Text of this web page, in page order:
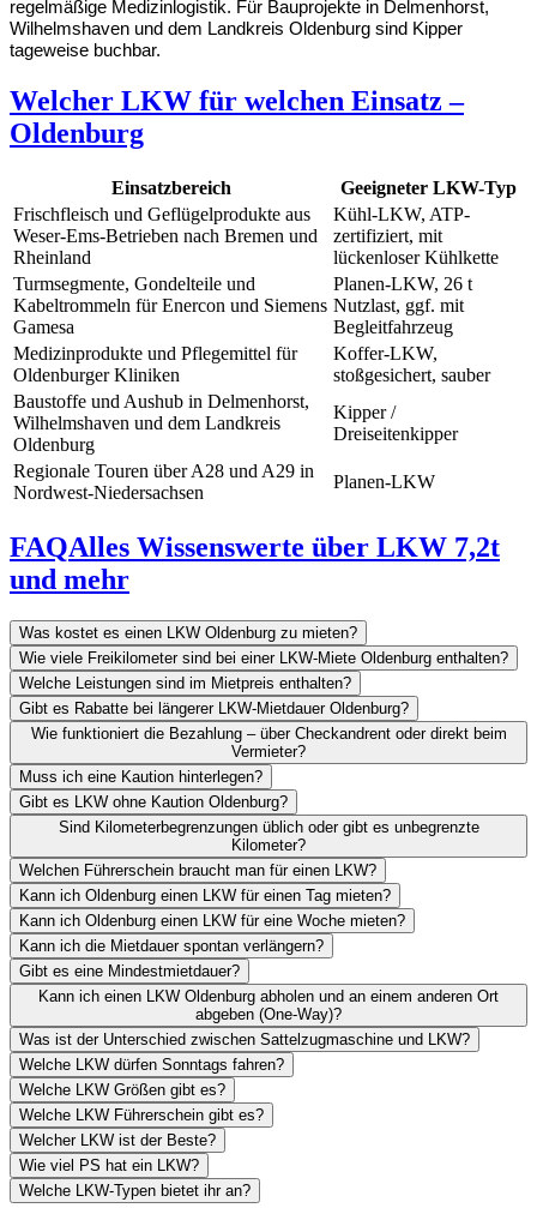
regelmäßige Medizinlogistik. Für Bauprojekte in Delmenhorst,
Wilhelmshaven und dem Landkreis Oldenburg sind Kipper
tageweise buchbar.
Welcher LKW für welchen Einsatz –
Oldenburg
Einsatzbereich
Geeigneter LKW-Typ
Frischfleisch und Geflügelprodukte aus
Weser-Ems-Betrieben nach Bremen und
Rheinland
Kühl-LKW, ATP-
zertifiziert, mit
lückenloser Kühlkette
Turmsegmente, Gondelteile und
Kabeltrommeln für Enercon und Siemens
Gamesa
Planen-LKW, 26 t
Nutzlast, ggf. mit
Begleitfahrzeug
Medizinprodukte und Pflegemittel für
Oldenburger Kliniken
Koffer-LKW,
stoßgesichert, sauber
Baustoffe und Aushub in Delmenhorst,
Wilhelmshaven und dem Landkreis
Oldenburg
Kipper /
Dreiseitenkipper
Regionale Touren über A28 und A29 in
Nordwest-Niedersachsen
Planen-LKW
FAQAlles Wissenswerte über LKW 7,2t
und mehr
Was kostet es einen LKW Oldenburg zu mieten?
Wie viele Freikilometer sind bei einer LKW-Miete Oldenburg enthalten?
Welche Leistungen sind im Mietpreis enthalten?
Gibt es Rabatte bei längerer LKW-Mietdauer Oldenburg?
Wie funktioniert die Bezahlung – über Checkandrent oder direkt beim
Vermieter?
Muss ich eine Kaution hinterlegen?
Gibt es LKW ohne Kaution Oldenburg?
Sind Kilometerbegrenzungen üblich oder gibt es unbegrenzte
Kilometer?
Welchen Führerschein braucht man für einen LKW?
Kann ich Oldenburg einen LKW für einen Tag mieten?
Kann ich Oldenburg einen LKW für eine Woche mieten?
Kann ich die Mietdauer spontan verlängern?
Gibt es eine Mindestmietdauer?
Kann ich einen LKW Oldenburg abholen und an einem anderen Ort
abgeben (One-Way)?
Was ist der Unterschied zwischen Sattelzugmaschine und LKW?
Welche LKW dürfen Sonntags fahren?
Welche LKW Größen gibt es?
Welche LKW Führerschein gibt es?
Welcher LKW ist der Beste?
Wie viel PS hat ein LKW?
Welche LKW-Typen bietet ihr an?